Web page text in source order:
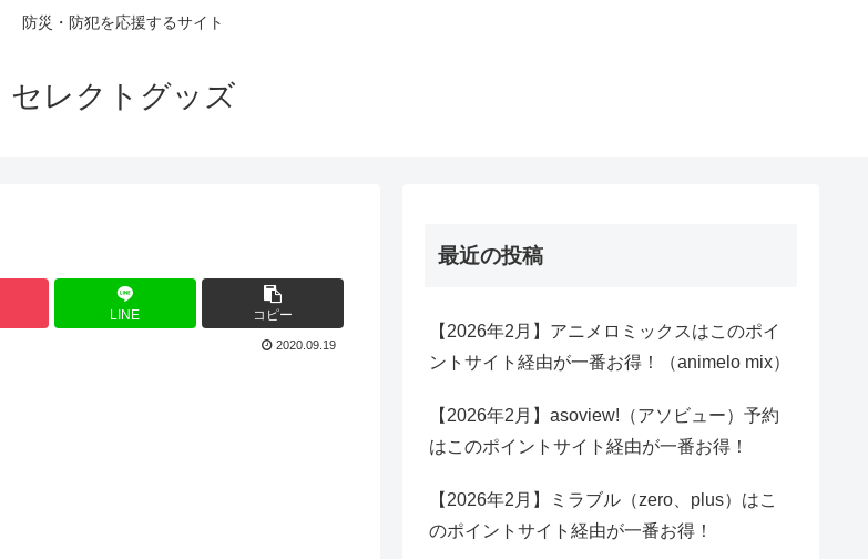
防災・防犯を応援するサイト
セレクトグッズ
LINE コピー
2020.09.19
最近の投稿
【2026年2月】アニメロミックスはこのポイ
ントサイト経由が一番お得！（animelo mix）
【2026年2月】asoview!（アソビュー）予約
はこのポイントサイト経由が一番お得！
【2026年2月】ミラブル（zero、plus）はこ
のポイントサイト経由が一番お得！